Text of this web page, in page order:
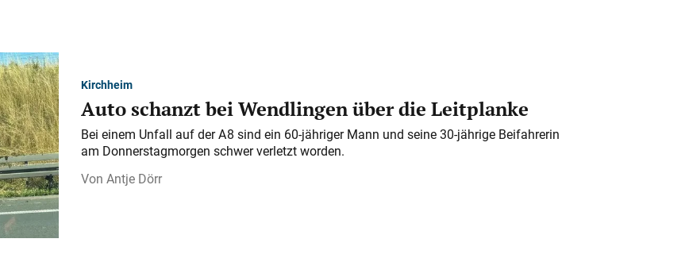
Kirchheim
Auto schanzt bei Wendlingen über die Leitplanke
Bei einem Unfall auf der A 8 sind ein 60-jähriger Mann und seine 30-jährige Beifahrerin
am Donnerstagmorgen schwer verletzt worden.
Antje Dörr